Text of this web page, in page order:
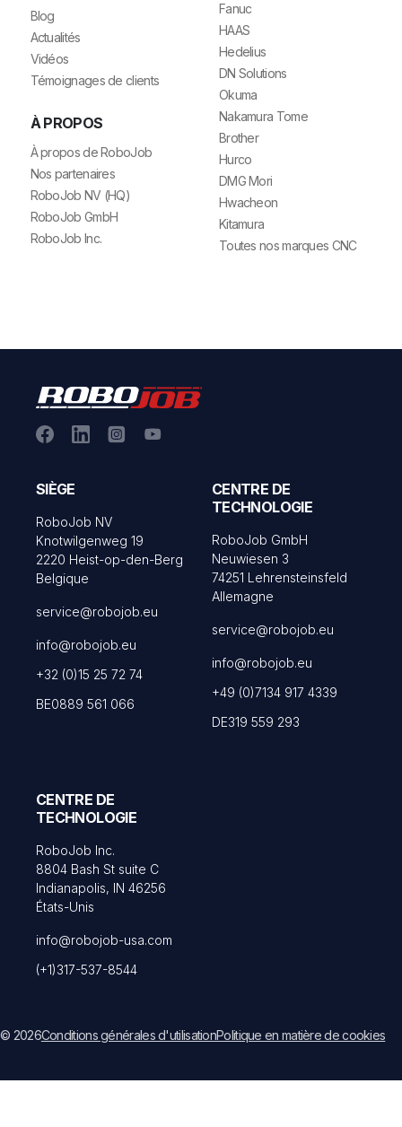
Blog
Actualités
Vidéos
Témoignages de clients
À PROPOS
À propos de RoboJob
Nos partenaires
RoboJob NV (HQ)
RoboJob GmbH
RoboJob Inc.
Fanuc
HAAS
Hedelius
DN Solutions
Okuma
Nakamura Tome
Brother
Hurco
DMG Mori
Hwacheon
Kitamura
Toutes nos marques CNC
SIÈGE
RoboJob NV
Knotwilgenweg 19
2220 Heist-op-den-Berg
Belgique
service@robojob.eu
info@robojob.eu
+32 (0)15 25 72 74
BE0889 561 066
CENTRE DE
TECHNOLOGIE
RoboJob GmbH
Neuwiesen 3
74251 Lehrensteinsfeld
Allemagne
service@robojob.eu
info@robojob.eu
+49 (0)7134 917 4339
DE319 559 293
CENTRE DE
TECHNOLOGIE
RoboJob Inc.
8804 Bash St suite C
Indianapolis, IN 46256
États-Unis
info@robojob-usa.com
(+1)317-537-8544
© 2026Conditions générales d'utilisationPolitique en matière de cookies